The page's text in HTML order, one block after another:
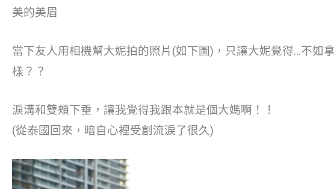
美的美眉
當下友人用相機幫大妮拍的照片(如下圖)，只讓大妮覺得…不如
樣？？
淚溝和雙頰下垂，讓我覺得我跟本就是個大媽啊！！
(從泰國回來，暗自心裡受創流淚了很久)